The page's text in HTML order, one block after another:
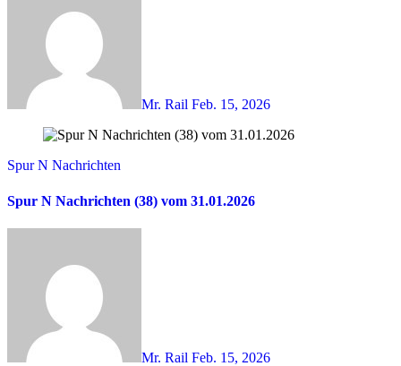
Mr. Rail Feb. 15, 2026
Spur N Nachrichten
Spur N Nachrichten (38) vom 31.01.2026
Mr. Rail Feb. 15, 2026